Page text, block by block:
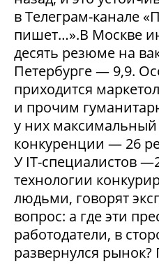
в Телеграм-канале
пишет…».В Москве
десять резюме на
Петербурге — 9,9.
приходится
и прочим
у них максимальный
конкуренции — 26
У IT-специалистов
технологии
людьми, говорят
вопрос: а где эти
работодатели, в
развернулся рынок?